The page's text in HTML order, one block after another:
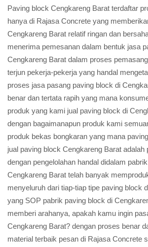
Paving block Cengkareng Barat terdaftar
hanya di Rajasa Concrete yang
Cengkareng Barat relatif ringan dan
menerima pemesanan dalam bentuk jasa
Cengkareng Barat dalam proses
terjun pekerja-pekerja yang handal
proses jasa pasang paving block di
benar dan tertata rapih yang mana
produk yang kami jual paving block di
dengan bagaimanapun produk kami
produk bekas bongkaran yang mana
jual paving block Cengkareng Barat adalah
dengan pengelolahan handal didalam
Cengkareng Barat telah banyak
menyeluruh dari tiap-tiap tipe paving block
yang SOP pabrik paving block di
memberi arahanya, apakah kamu ingin
Cengkareng Barat? dengan proses benar
material terbaik pesan di Rajasa Concrete